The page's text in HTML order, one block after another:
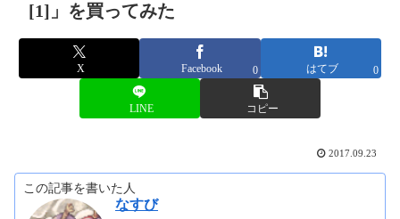
[1]」を買ってみた
X Facebook 0 はてブ 0
LINE コピー
2017.09.23
この記事を書いた人
なすび